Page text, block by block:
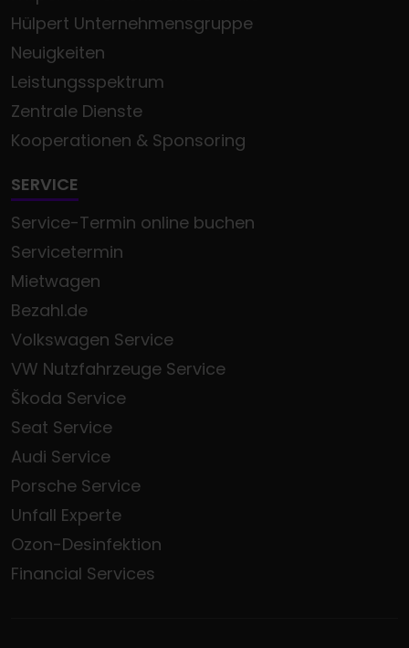
Hülpert Unternehmensgruppe
Neuigkeiten
Leistungsspektrum
Zentrale Dienste
Kooperationen & Sponsoring
SERVICE
Service-Termin online buchen
Servicetermin
Mietwagen
Bezahl.de
Volkswagen Service
VW Nutzfahrzeuge Service
Škoda Service
Seat Service
Audi Service
Porsche Service
Unfall Experte
Ozon-Desinfektion
Financial Services